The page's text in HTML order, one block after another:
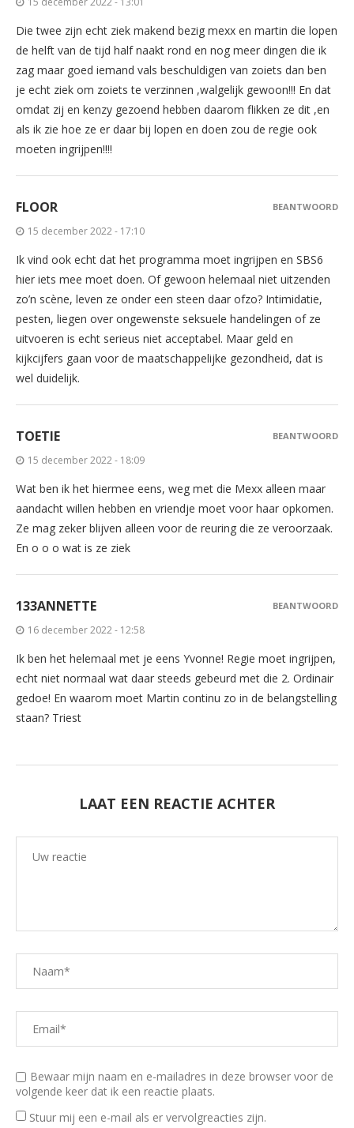
Die twee zijn echt ziek makend bezig mexx en martin die lopen
de helft van de tijd half naakt rond en nog meer dingen die ik
zag maar goed iemand vals beschuldigen van zoiets dan ben
je echt ziek om zoiets te verzinnen ,walgelijk gewoon!!! En dat
omdat zij en kenzy gezoend hebben daarom flikken ze dit ,en
als ik zie hoe ze er daar bij lopen en doen zou de regie ook
moeten ingrijpen!!!!
FLOOR
15 december 2022 - 17:10
Ik vind ook echt dat het programma moet ingrijpen en SBS6
hier iets mee moet doen. Of gewoon helemaal niet uitzenden
zo’n scène, leven ze onder een steen daar ofzo? Intimidatie,
pesten, liegen over ongewenste seksuele handelingen of ze
uitvoeren is echt serieus niet acceptabel. Maar geld en
kijkcijfers gaan voor de maatschappelijke gezondheid, dat is
wel duidelijk.
BEANTWOORD
TOETIE
15 december 2022 - 18:09
Wat ben ik het hiermee eens, weg met die Mexx alleen maar
aandacht willen hebben en vriendje moet voor haar opkomen.
Ze mag zeker blijven alleen voor de reuring die ze veroorzaak.
En o o o wat is ze ziek
BEANTWOORD
133ANNETTE
16 december 2022 - 12:58
Ik ben het helemaal met je eens Yvonne! Regie moet ingrijpen,
echt niet normaal wat daar steeds gebeurd met die 2. Ordinair
gedoe! En waarom moet Martin continu zo in de belangstelling
staan? Triest
BEANTWOORD
LAAT EEN REACTIE ACHTER
Bewaar mijn naam en e-mailadres in deze browser voor de
volgende keer dat ik een reactie plaats.
Stuur mij een e-mail als er vervolgreacties zijn.